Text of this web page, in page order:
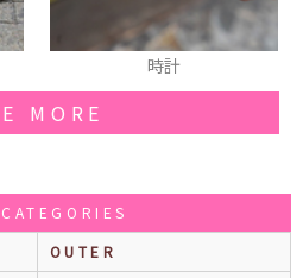
時計
MORE
OUTER